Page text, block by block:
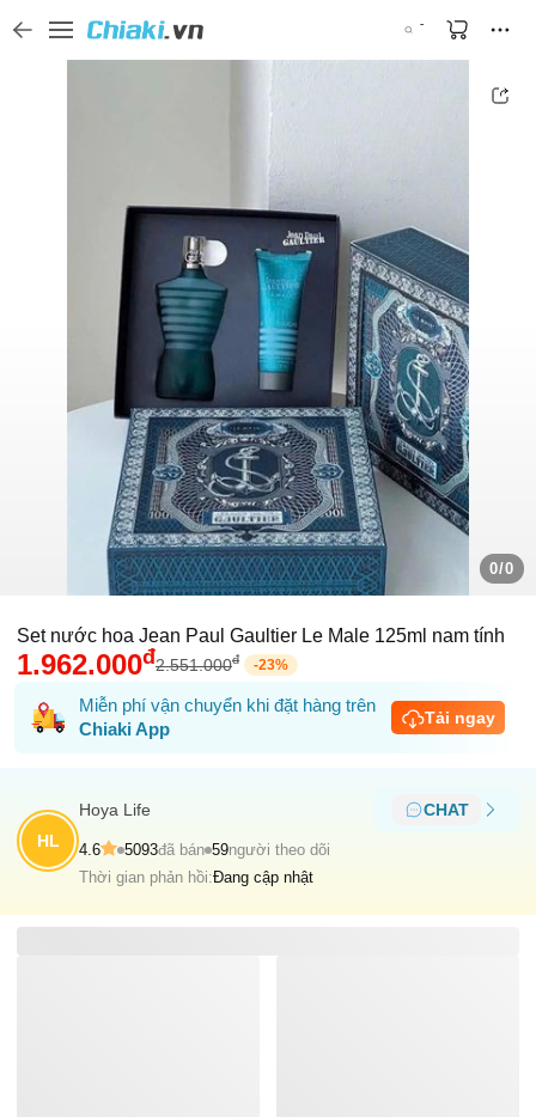
0/0
Set nước hoa Jean Paul Gaultier Le Male 125ml nam tính
1.962.000đ2.551.000đ -23%
Miễn phí vận chuyển khi đặt hàng trên
Chiaki App
Tải ngay
HL
Hoya Life CHAT
4.6 5093đã bán 59người theo dõi
Thời gian phản hồi:Đang cập nhật